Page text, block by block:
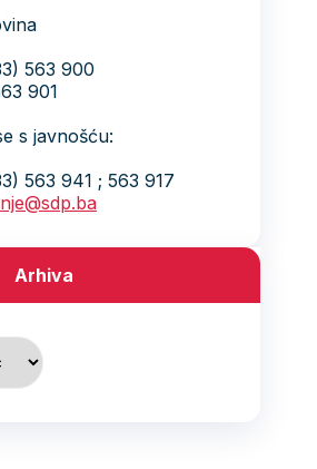
563 900
901
s javnošću:
563 941 ; 563 917
Arhiva